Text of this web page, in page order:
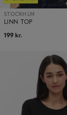
LINN TOP
STOCKH LM
199 kr.